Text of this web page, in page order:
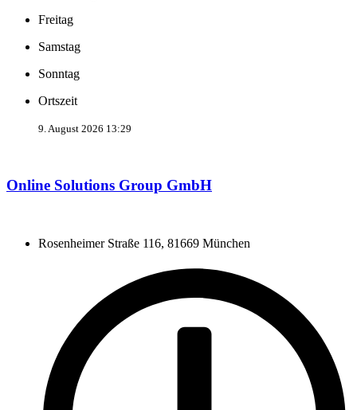
Freitag
Samstag
Sonntag
Ortszeit
9. August 2026 13:29
Online Solutions Group GmbH
Rosenheimer Straße 116, 81669 München